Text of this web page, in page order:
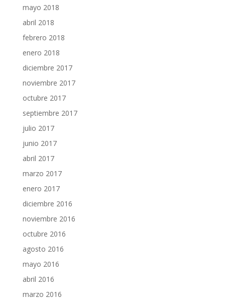
mayo 2018
abril 2018
febrero 2018
enero 2018
diciembre 2017
noviembre 2017
octubre 2017
septiembre 2017
julio 2017
junio 2017
abril 2017
marzo 2017
enero 2017
diciembre 2016
noviembre 2016
octubre 2016
agosto 2016
mayo 2016
abril 2016
marzo 2016